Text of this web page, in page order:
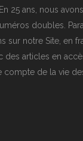
25 ans, nous
doubles.
sur notre Site, en
des articles en
compte de la vie